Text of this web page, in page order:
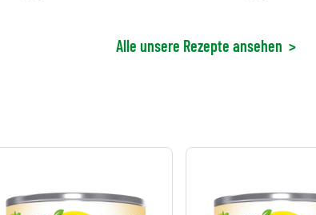
Alle unsere Rezepte ansehen >